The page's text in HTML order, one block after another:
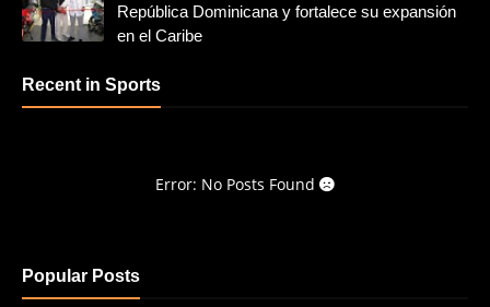
República Dominicana y fortalece su expansión
en el Caribe
Recent in Sports
Error: No Posts Found
Popular Posts